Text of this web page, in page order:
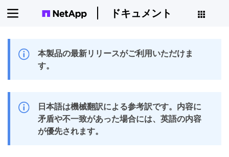
ドキュメント
本製品の最新リリースがご利用いただけま
す。
日本語は機械翻訳による参考訳です。内容に
矛盾や不一致があった場合には、英語の内容
が優先されます。